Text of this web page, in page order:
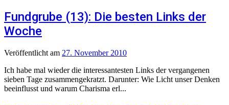
Fundgrube (13): Die besten Links der
Woche
Veröffentlicht am 27. November 2010
Ich habe mal wieder die interessantesten Links der vergangenen
sieben Tage zusammengekratzt. Darunter: Wie Licht unser Denken
beeinflusst und warum Charisma erl...